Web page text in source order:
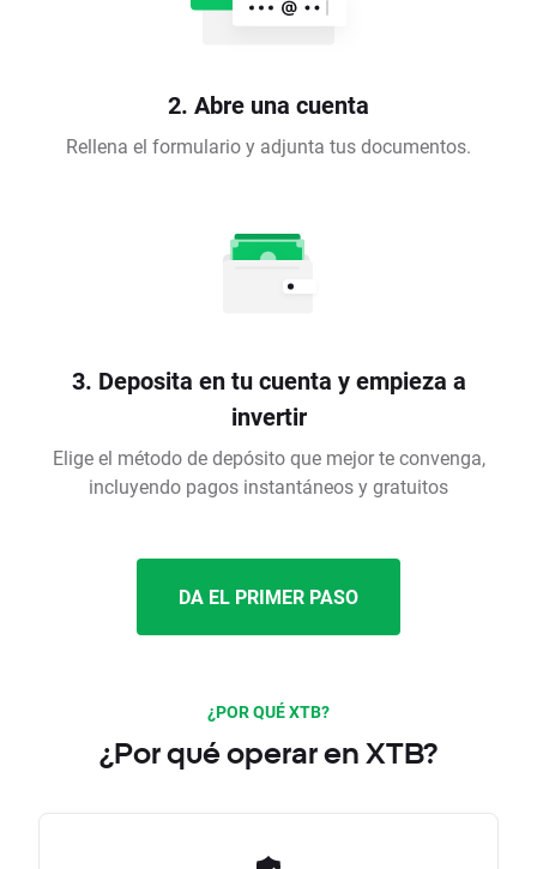
2. Abre una cuenta
Rellena el formulario y adjunta tus documentos.
3. Deposita en tu cuenta y empieza a
invertir
Elige el método de depósito que mejor te convenga,
incluyendo pagos instantáneos y gratuitos
DA EL PRIMER PASO
¿POR QUÉ XTB?
¿Por qué operar en XTB?